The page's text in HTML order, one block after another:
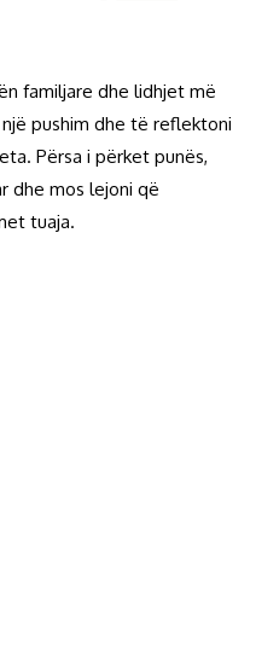
familjare dhe lidhjet më
pushim dhe të reflektoni
Përsa i përket punës,
dhe mos lejoni që
tuaja.